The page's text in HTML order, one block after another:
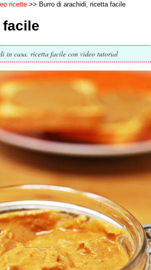
ricette Burro di arachidi, ricetta facile
in casa. ricetta facile con video tutorial